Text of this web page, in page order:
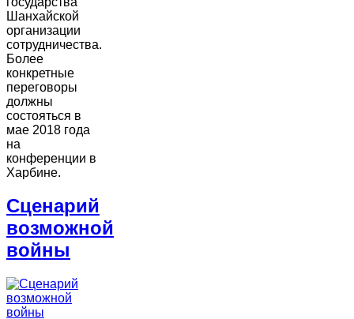
Шанхайской
организации
сотрудничества.
Более
конкретные
переговоры
должны
состояться в
мае 2018 года
на
конференции в
Харбине.
Сценарий
возможной
войны